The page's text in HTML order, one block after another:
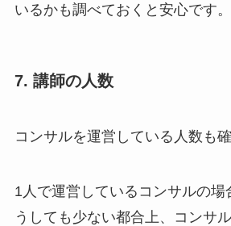
いるかも調べておくと安心です。
7. 講師の人数
コンサルを運営している人数も
1人で運営しているコンサルの場
うしても少ない都合上、コンサ